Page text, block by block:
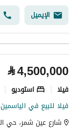
الإيميل
⃁4,500,000
فیلا استوديو
فيلا للبيع في
شارع عين شمر، حي